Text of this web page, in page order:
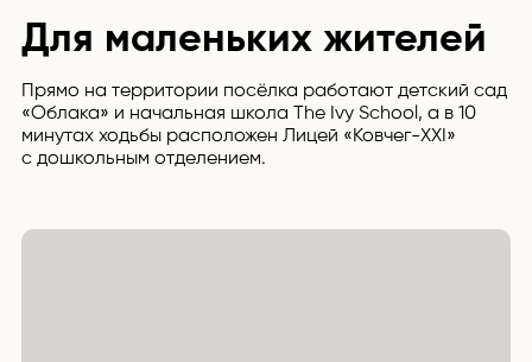
Для маленьких жителей
Прямо на территории посёлка работают детский сад
«Облака» и начальная школа The Ivy School, а в 10
минутах ходьбы расположен Лицей «Ковчег-XXI»
с дошкольным отделением.